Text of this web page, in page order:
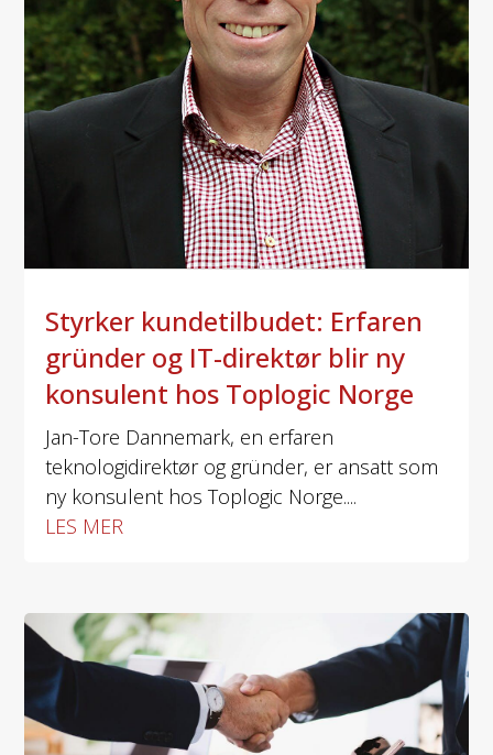
Styrker kundetilbudet: Erfaren
gründer og IT-direktør blir ny
konsulent hos Toplogic Norge
Jan-Tore Dannemark, en erfaren
teknologidirektør og gründer, er ansatt som
ny konsulent hos Toplogic Norge....
LES MER